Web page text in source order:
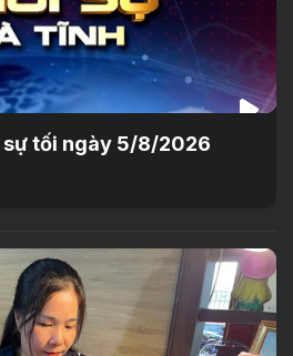
tối ngày 5/8/2026